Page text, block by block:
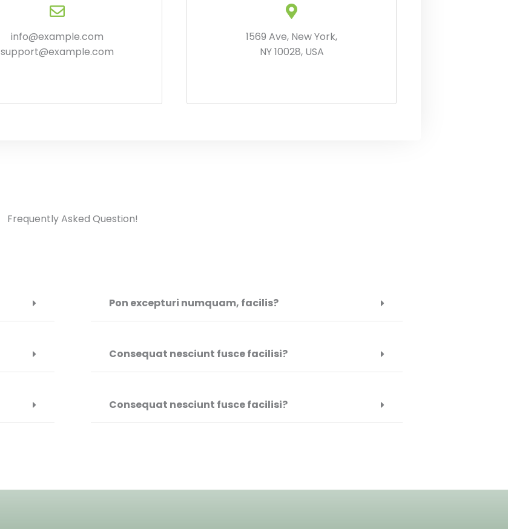
info@example.com
support@example.com
1569 Ave, New York,
NY 10028, USA
Frequently Asked Question!
Pon excepturi numquam, facilis?
Consequat nesciunt fusce facilisi?
Consequat nesciunt fusce facilisi?